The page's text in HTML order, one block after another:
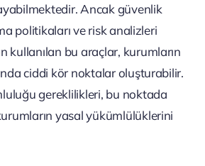
Ancak güvenlik
politikaları ve risk analizleri
kullanılan bu araçlar, kurumların
ciddi kör noktalar oluşturabilir.
gereklilikleri, bu noktada
yasal yükümlülüklerini